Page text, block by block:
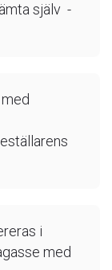
själv -
i
med